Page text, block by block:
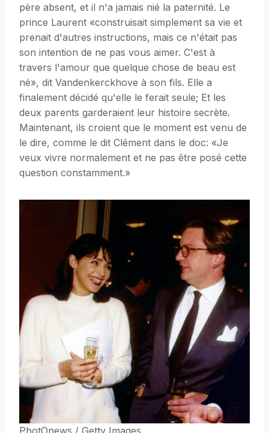
père absent, et il n'a jamais nié la paternité. Le
prince Laurent «construisait simplement sa vie et
prenait d'autres instructions, mais ce n'était pas
son intention de ne pas vous aimer. C'est à
travers l'amour que quelque chose de beau est
né», dit Vandenkerckhove à son fils. Elle a
finalement décidé qu'elle le ferait seule; Et les
deux parents garderaient leur histoire secrète.
Maintenant, ils croient que le moment est venu de
le dire, comme le dit Clément dans le doc: «Je
veux vivre normalement et ne pas être posé cette
question constamment.»